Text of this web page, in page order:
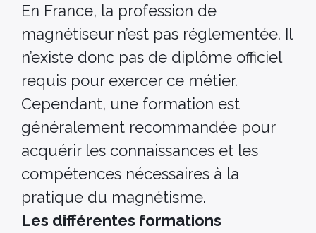
En France, la profession de
magnétiseur n’est pas réglementée. Il
n’existe donc pas de diplôme officiel
requis pour exercer ce métier.
Cependant, une formation est
généralement recommandée pour
acquérir les connaissances et les
compétences nécessaires à la
pratique du magnétisme.
Les différentes formations